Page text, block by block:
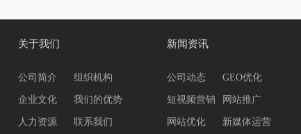
关于我们
公司简介 组织机构
企业文化 我们的优势
人力资源 联系我们
新闻资讯
公司动态 GEO优化
短视频营销 网站推广
网站优化 新媒体运营